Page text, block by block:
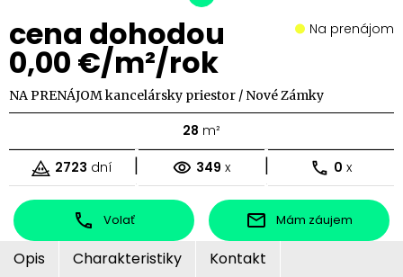
cena dohodou
0,00 €/m²/rok
Na prenájom
NA PRENÁJOM kancelársky priestor / Nové Zámky
28 m²
2723 dní | 349 x | 0 x
Volať Mám záujem
Opis Charakteristiky Kontakt